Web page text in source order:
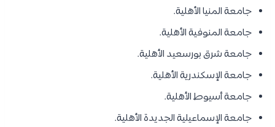
جامعة المنيا الأهلية.
جامعة المنوفية الأهلية.
جامعة شرق بورسعيد الأهلية.
جامعة الإسكندرية الأهلية.
جامعة أسيوط الأهلية.
جامعة الإسماعيلية الجديدة الأهلية.